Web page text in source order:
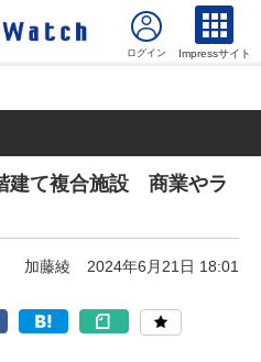
Impressサイト
建て複合施設 商業やラ
加藤綾 2024年6月21日 18:01